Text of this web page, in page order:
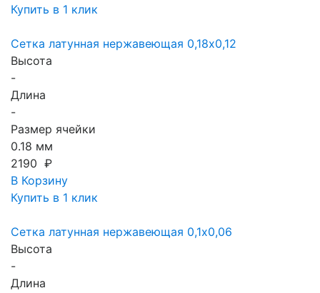
Купить в 1 клик
Сетка латунная нержавеющая 0,18x0,12
Высота
-
Длина
-
Размер ячейки
0.18 мм
2190 ₽
В Корзину
Купить в 1 клик
Сетка латунная нержавеющая 0,1x0,06
Высота
-
Длина